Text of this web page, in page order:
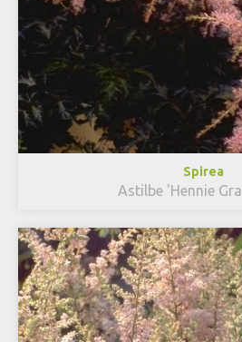
Spirea
Astilbe 'Hennie